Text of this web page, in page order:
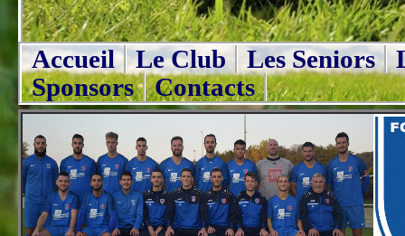
Accueil Le Club Les Seniors
Sponsors
Contacts